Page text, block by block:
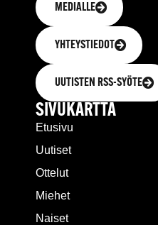
MEDIALLE
YHTEYSTIEDOT
UUTISTEN RSS-SYÖTE
SIVUKARTTA
Etusivu
Uutiset
Ottelut
Miehet
Naiset